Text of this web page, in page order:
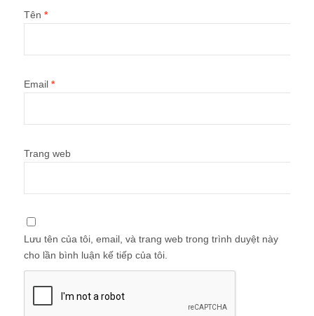
Tên *
Email *
Trang web
Lưu tên của tôi, email, và trang web trong trình duyệt này
cho lần bình luận kế tiếp của tôi.